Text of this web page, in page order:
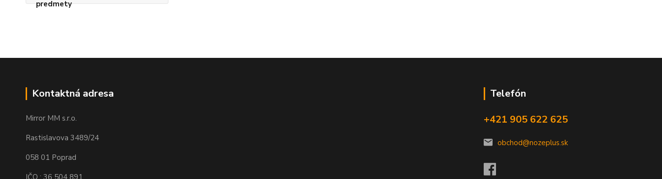
Kontaktná adresa
Mirror MM s.r.o.
Rastislavova 3489/24
058 01 Poprad
IČO : 36 504 891
Telefón
+421 905 622 625
obchod@nozeplus.sk